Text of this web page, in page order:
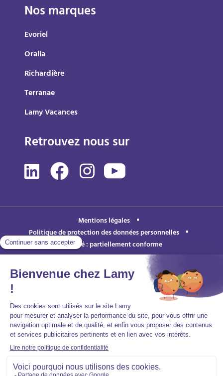
Nos marques
Evoriel
Oralia
Richardière
Terranae
Lamy Vacances
Retrouvez nous sur
Mentions légales
Politique de protection des données personnelles
Accessibilité : partiellement conforme